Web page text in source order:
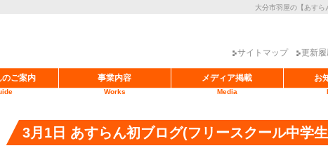
大分市羽屋の【あす
サイトマップ 更新
のご案内 事業内容
Works
メディア掲載
Media
お
3月1日 あすらん初ブログ(フリースクール中学